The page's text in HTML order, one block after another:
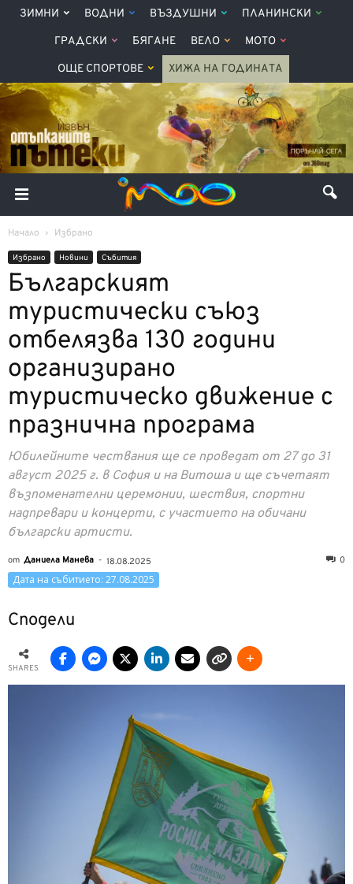
ЗИМНИ ВОДНИ ВЪЗДУШНИ ПЛАНИНСКИ
ГРАДСКИ БЯГАНЕ ВЕЛО МОТО
ОЩЕ СПОРТОВЕ ХИЖА НА ГОДИНАТА
Начало Избрано
Избрано Новини Събития
Българският
туристически съюз
отбелязва 130 години
организирано
туристическо движение с
празнична програма
Юбилейните чествания ще се проведат от 27 до 31
август 2025 г. в София и на Витоша и ще съчетаят
възпоменателни церемонии, шествия, спортни
надпревари и концерти, с участието на обичани
български артисти.
от Даниела Манева - 18.08.2025 0
Дата на събитието: 27.08.2025
Сподели
SHARES